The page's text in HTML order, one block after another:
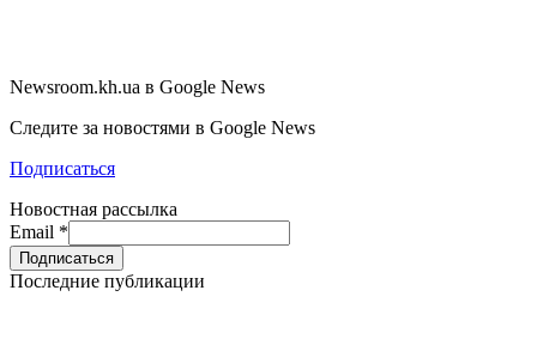
Newsroom.kh.ua в Google News
Следите за новостями в Google News
Подписаться
Новостная рассылка
Email *
Последние публикации